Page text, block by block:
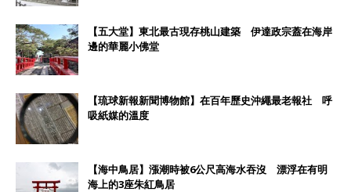
【五大堂】東北最古現存桃山建築 伊達政宗蓋在海岸
邊的華麗小佛堂
【琉球新報新聞博物館】在百年歷史沖繩最老報社 呼
吸紙媒的溫度
【海中鳥居】漲潮時被6公尺高海水吞沒 漂浮在有明
海上的3座朱紅鳥居